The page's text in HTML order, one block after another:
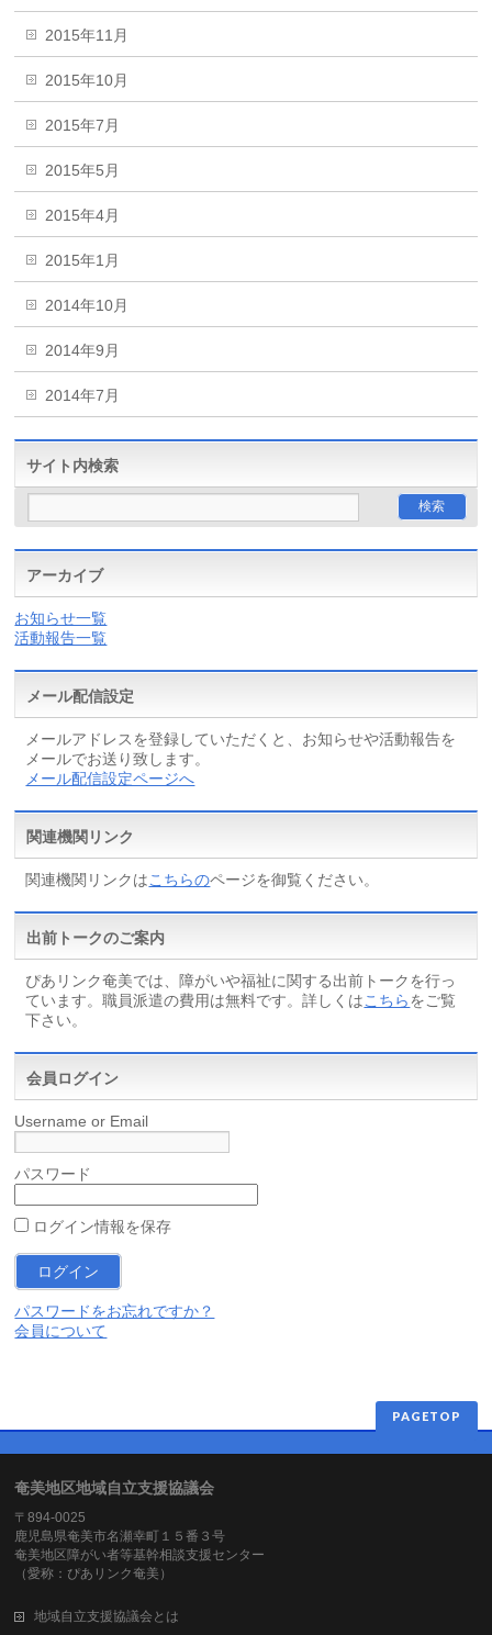
2015年11月
2015年10月
2015年7月
2015年5月
2015年4月
2015年1月
2014年10月
2014年9月
2014年7月
サイト内検索
アーカイブ
お知らせ一覧
活動報告一覧
メール配信設定
メールアドレスを登録していただくと、お知らせや活動報告を
メールでお送り致します。
メール配信設定ページへ
関連機関リンク
関連機関リンクはこちらのページを御覧ください。
出前トークのご案内
ぴあリンク奄美では、障がいや福祉に関する出前トークを行っ
ています。職員派遣の費用は無料です。詳しくはこちらをご覧
下さい。
会員ログイン
Username or Email
パスワード
ログイン情報を保存
パスワードをお忘れですか？
会員について
PAGETOP
奄美地区地域自立支援協議会
〒894-0025
鹿児島県奄美市名瀬幸町１５番３号
奄美地区障がい者等基幹相談支援センター
（愛称：ぴあリンク奄美）
地域自立支援協議会とは